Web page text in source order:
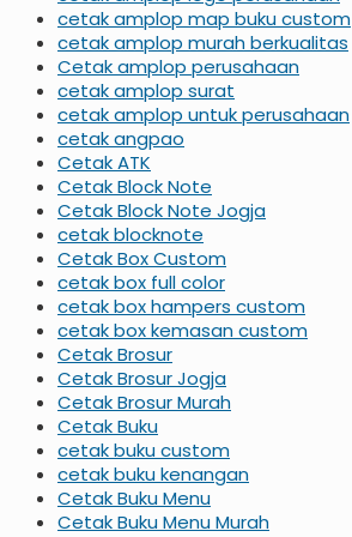
cetak amplop map buku custom
cetak amplop murah berkualitas
Cetak amplop perusahaan
cetak amplop surat
cetak amplop untuk perusahaan
cetak angpao
Cetak ATK
Cetak Block Note
Cetak Block Note Jogja
cetak blocknote
Cetak Box Custom
cetak box full color
cetak box hampers custom
cetak box kemasan custom
Cetak Brosur
Cetak Brosur Jogja
Cetak Brosur Murah
Cetak Buku
cetak buku custom
cetak buku kenangan
Cetak Buku Menu
Cetak Buku Menu Murah